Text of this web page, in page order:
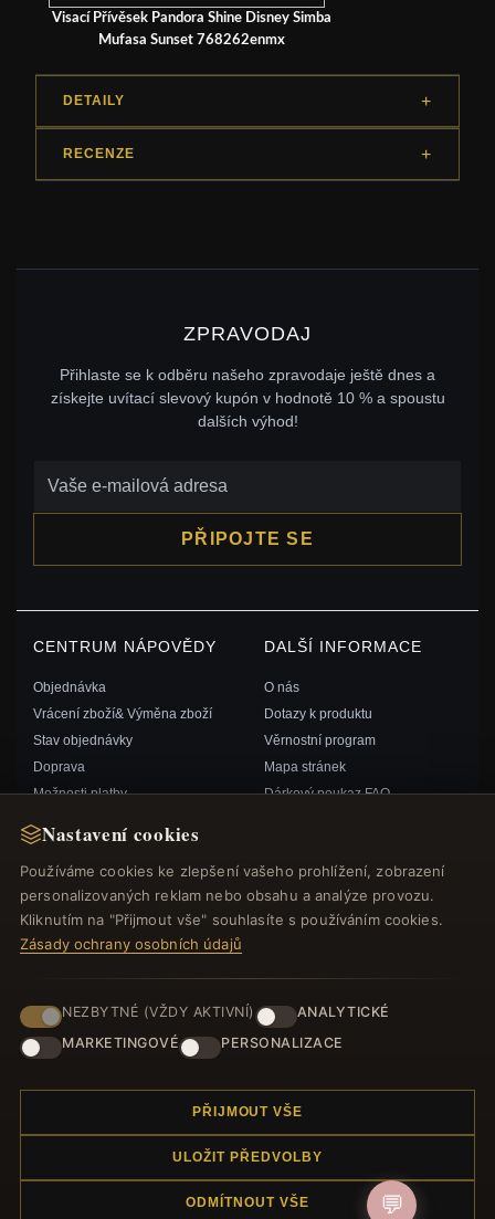
Nastavení cookies
Používáme cookies ke zlepšení vašeho prohlížení, zobrazení
personalizovaných reklam nebo obsahu a analýze provozu.
Kliknutím na "Přijmout vše" souhlasíte s používáním cookies.
Zásady ochrany osobních údajů
NEZBYTNÉ (VŽDY AKTIVNÍ)
ANALYTICKÉ
MARKETINGOVÉ
PERSONALIZACE
PŘIJMOUT VŠE
ULOŽIT PŘEDVOLBY
ODMÍTNOUT VŠE
Visací Přívěsek Pandora Shine Disney Simba
Mufasa Sunset 768262enmx
DETAILY
RECENZE
ZPRAVODAJ
Přihlaste se k odběru našeho zpravodaje ještě dnes a
získejte uvítací slevový kupón v hodnotě 10 % a spoustu
dalších výhod!
PŘIPOJTE SE
CENTRUM NÁPOVĚDY
Objednávka
Vrácení zboží& Výměna zboží
Stav objednávky
Doprava
Možnosti platby
Kontaktujte nás
DALŠÍ INFORMACE
O nás
Dotazy k produktu
Věrnostní program
Mapa stránek
Dárkový poukaz FAQ
RYCHLÉ ODKAZY
Nové produkty
Speciální nabídky
Blog
Recenze
Přihlásit se
SLEDUJTE NÁS
Náramek.com. Všechna práva vyhrazena.
💬